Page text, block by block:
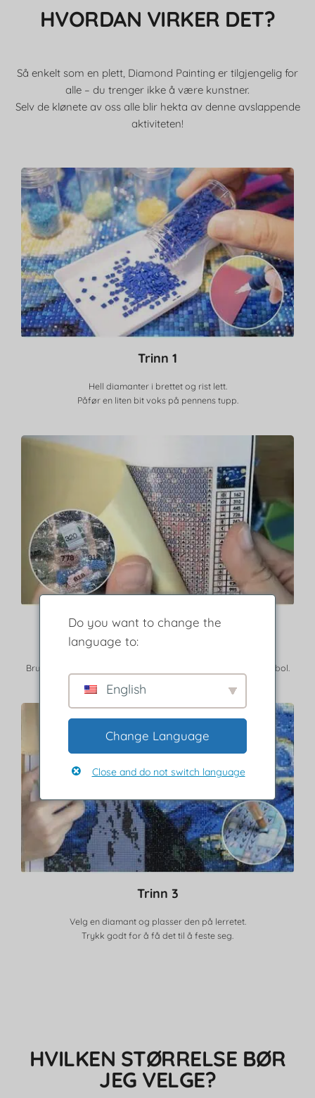
HVORDAN VIRKER DET?
Så enkelt som en plett, Diamond Painting er tilgjengelig for
alle – du trenger ikke å være kunstner.
Selv de klønete av oss alle blir hekta av denne avslappende
aktiviteten!
Trinn 1
Hell diamanter i brettet og rist lett.
Påfør en liten bit voks på pennens tupp.
Steg 2
Bruk legenden for å finne øvelser som matcher farge og symbol.
Trinn 3
Velg en diamant og plasser den på lerretet.
Trykk godt for å få det til å feste seg.
HVILKEN STØRRELSE BØR
JEG VELGE?
Do you want to change the
language to:
English
Change Language
Close and do not switch language